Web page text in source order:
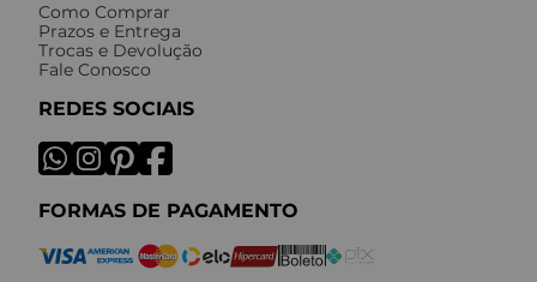
Como Comprar
Prazos e Entrega
Trocas e Devolução
Fale Conosco
REDES SOCIAIS
FORMAS DE PAGAMENTO